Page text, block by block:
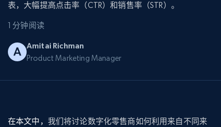
表，大幅提高点击率（CTR）和销售率（STR）。
1 分钟阅读
Amitai Richman
Product Marketing Manager
在本文中， 我们将讨论数字化零售商如何利用来自不同来